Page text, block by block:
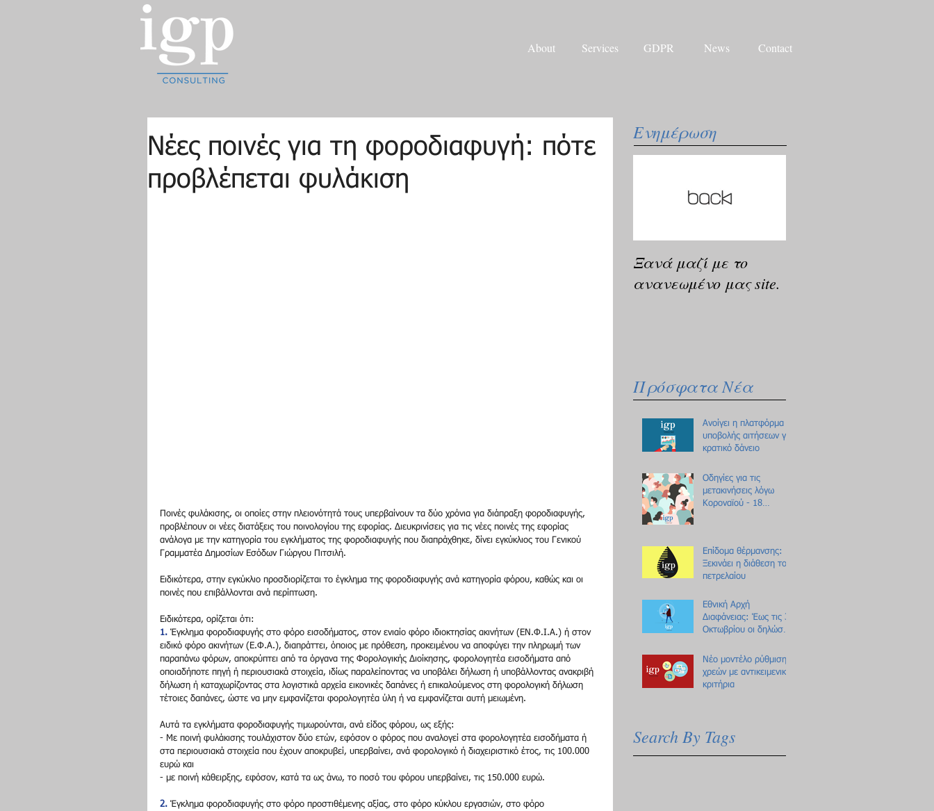
Νέες ποινές για τη φοροδιαφυγή: πότε
προβλέπεται φυλάκιση
Ποινές φυλάκισης, οι οποίες στην πλειονότητά τους υπερβαίνουν τα δύο χρόνια για διάπραξη φοροδιαφυγής,
προβλέπουν οι νέες διατάξεις του ποινολογίου της εφορίας. Διευκρινίσεις για τις νέες ποινές της εφορίας
ανάλογα με την κατηγορία του εγκλήματος της φοροδιαφυγής που διαπράχθηκε, δίνει εγκύκλιος του Γενικού
Γραμματέα Δημοσίων Εσόδων Γιώργου Πιτσιλή.
Ειδικότερα, στην εγκύκλιο προσδιορίζεται το έγκλημα της φοροδιαφυγής ανά κατηγορία φόρου, καθώς και οι
ποινές που επιβάλλονται ανά περίπτωση.
Ειδικότερα, ορίζεται ότι:
1. Έγκλημα φοροδιαφυγής στο φόρο εισοδήματος, στον ενιαίο φόρο ιδιοκτησίας ακινήτων (ΕΝ.Φ.Ι.Α.) ή στον
ειδικό φόρο ακινήτων (Ε.Φ.Α.), διαπράττει, όποιος με πρόθεση, προκειμένου να αποφύγει την πληρωμή των
παραπάνω φόρων, αποκρύπτει από τα όργανα της Φορολογικής Διοίκησης, φορολογητέα εισοδήματα από
οποιαδήποτε πηγή ή περιουσιακά στοιχεία, ιδίως παραλείποντας να υποβάλει δήλωση ή υποβάλλοντας ανακριβή
δήλωση ή καταχωρίζοντας στα λογιστικά αρχεία εικονικές δαπάνες ή επικαλούμενος στη φορολογική δήλωση
τέτοιες δαπάνες, ώστε να μην εμφανίζεται φορολογητέα ύλη ή να εμφανίζεται αυτή μειωμένη.
Αυτά τα εγκλήματα φοροδιαφυγής τιμωρούνται, ανά είδος φόρου, ως εξής:
- Με ποινή φυλάκισης τουλάχιστον δύο ετών, εφόσον ο φόρος που αναλογεί στα φορολογητέα εισοδήματα ή
στα περιουσιακά στοιχεία που έχουν αποκρυβεί, υπερβαίνει, ανά φορολογικό ή διαχειριστικό έτος, τις 100.000
ευρώ και
- με ποινή κάθειρξης, εφόσον, κατά τα ως άνω, το ποσό του φόρου υπερβαίνει, τις 150.000 ευρώ.
2. Έγκλημα φοροδιαφυγής στο φόρο προστιθέμενης αξίας, στο φόρο κύκλου εργασιών, στο φόρο
Ενημέρωση
Ξανά μαζί με το
ανανεωμένο μας site.
Πρόσφατα Νέα
Ανοίγει η πλατφόρμα
υποβολής αιτήσεων για
κρατικό δάνειο
Οδηγίες για τις
μετακινήσεις λόγω
Κοροναϊού - 18
Επίδομα θέρμανσης:
Ξεκινάει η διάθεση του
πετρελαίου
Εθνική Αρχή
Διαφάνειας: Έως τις 31
Οκτωβρίου οι δηλώσεις
Νέο μοντέλο ρύθμισης
χρεών με αντικειμενικά
κριτήρια
Search By Tags
About Services GDPR News Contact